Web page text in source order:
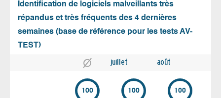
Identification de logiciels malveillants très
répandus et très fréquents des 4 dernières
semaines (base de référence pour les tests AV-
TEST)
juillet août
100 100 100